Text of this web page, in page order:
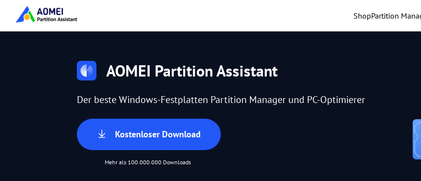
ShopPartition
AOMEI Partition Assistant
Der beste Windows-Festplatten Partition Manager und PC-Optimierer
Kostenloser Download
Mehr als 100.000.000 Downloads